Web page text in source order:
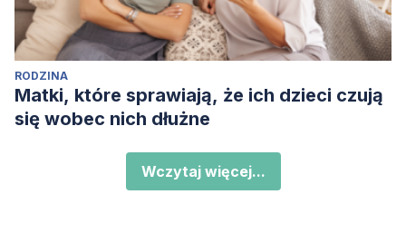
RODZINA
Matki, które sprawiają, że ich dzieci czują
się wobec nich dłużne
Wczytaj więcej...